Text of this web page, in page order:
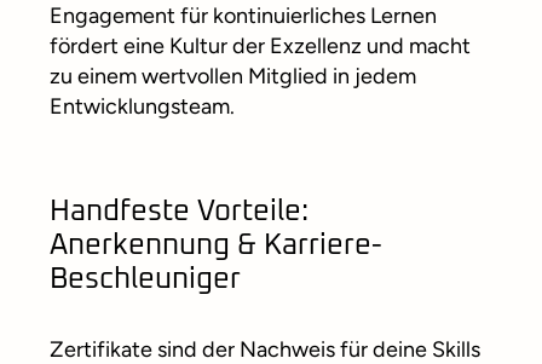
Engagement für kontinuierliches Lernen
fördert eine Kultur der Exzellenz und macht
zu einem wertvollen Mitglied in jedem
Entwicklungsteam.
Handfeste Vorteile:
Anerkennung & Karriere-
Beschleuniger
Zertifikate sind der Nachweis für deine Skills